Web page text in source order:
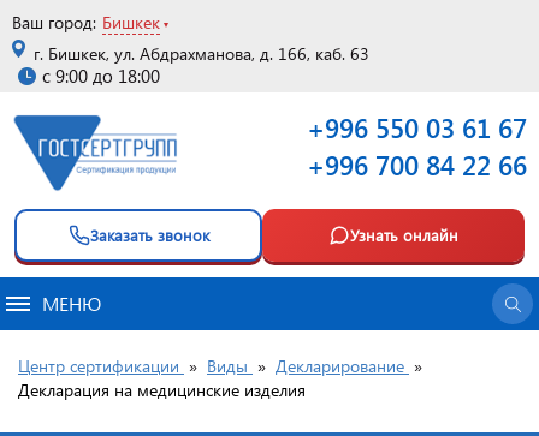
Ваш город: Бишкек
г. Бишкек, ул. Абдрахманова, д. 166, каб. 63
с 9:00 до 18:00
+996 550 03 61 67
+996 700 84 22 66
Заказать звонок Узнать онлайн
МЕНЮ
Центр сертификации » Виды » Декларирование »
Декларация на медицинские изделия